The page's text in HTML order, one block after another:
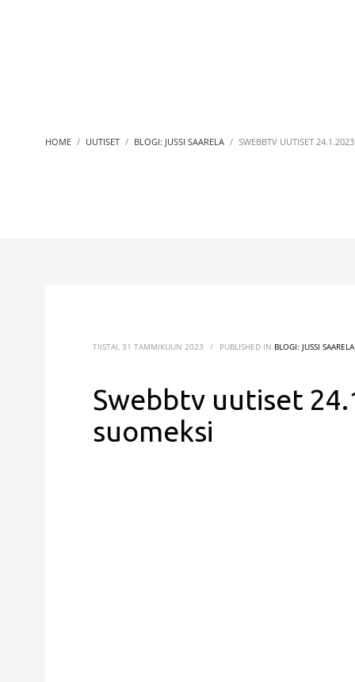
HOME UUTISET BLOGI: JUSSI SAARELA SWEBBTV UUTISET
TIISTAI, 31 TAMMIKUUN 2023 / PUBLISHED IN BLOGI: JUSSI SAARELA
Swebbtv uutiset
suomeksi